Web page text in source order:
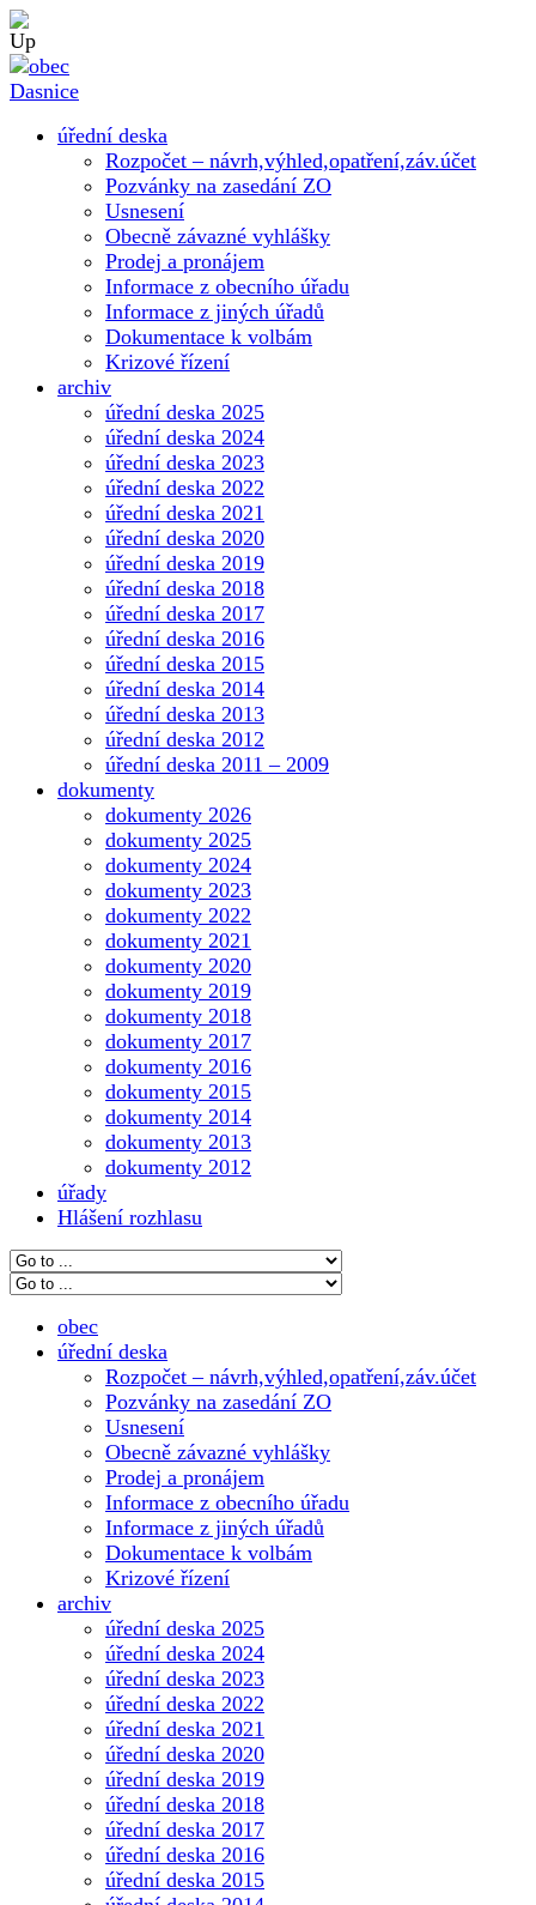
úřední deska
Rozpočet – návrh,výhled,opatření,záv.účet
Pozvánky na zasedání ZO
Usnesení
Obecně závazné vyhlášky
Prodej a pronájem
Informace z obecního úřadu
Informace z jiných úřadů
Dokumentace k volbám
Krizové řízení
archiv
úřední deska 2025
úřední deska 2024
úřední deska 2023
úřední deska 2022
úřední deska 2021
úřední deska 2020
úřední deska 2019
úřední deska 2018
úřední deska 2017
úřední deska 2016
úřední deska 2015
úřední deska 2014
úřední deska 2013
úřední deska 2012
úřední deska 2011 – 2009
dokumenty
dokumenty 2026
dokumenty 2025
dokumenty 2024
dokumenty 2023
dokumenty 2022
dokumenty 2021
dokumenty 2020
dokumenty 2019
dokumenty 2018
dokumenty 2017
dokumenty 2016
dokumenty 2015
dokumenty 2014
dokumenty 2013
dokumenty 2012
úřady
Hlášení rozhlasu
obec
úřední deska
Rozpočet – návrh,výhled,opatření,záv.účet
Pozvánky na zasedání ZO
Usnesení
Obecně závazné vyhlášky
Prodej a pronájem
Informace z obecního úřadu
Informace z jiných úřadů
Dokumentace k volbám
Krizové řízení
archiv
úřední deska 2025
úřední deska 2024
úřední deska 2023
úřední deska 2022
úřední deska 2021
úřední deska 2020
úřední deska 2019
úřední deska 2018
úřední deska 2017
úřední deska 2016
úřední deska 2015